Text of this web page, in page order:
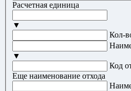
Расчетная единица
▼
Кол-
▼
Код
Еще наименование отхода